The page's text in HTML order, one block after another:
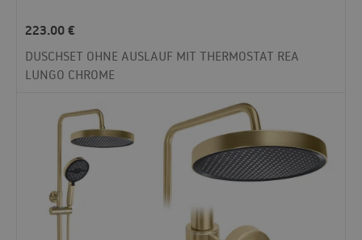
223.00€
DUSCHSET OHNE AUSLAUF MIT THERMOSTAT REA
LUNGO CHROME